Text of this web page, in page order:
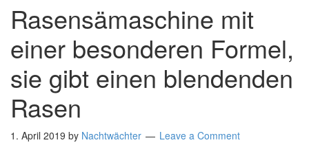
Rasensämaschine mit
einer besonderen Formel,
sie gibt einen blendenden
Rasen
1. April 2019 by Nachtwächter Leave a Comment